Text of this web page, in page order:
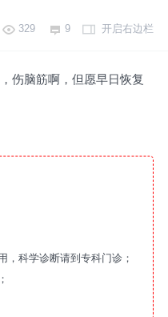
开启右边栏
329 9
伤脑筋啊，但愿早日恢复
，科学诊断请到专科门诊；